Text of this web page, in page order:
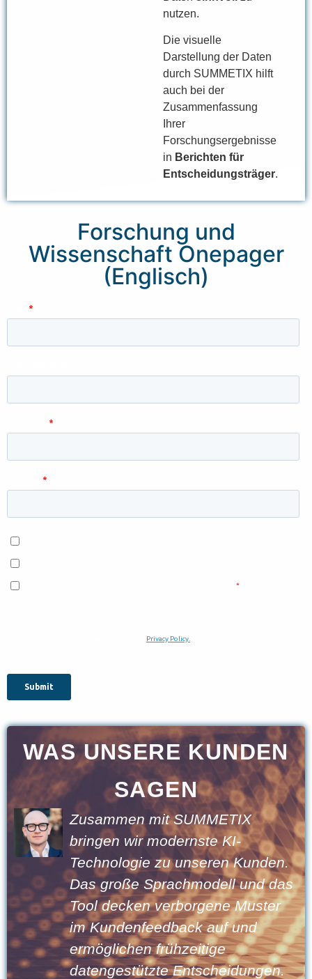
nutzen.
Die visuelle
Darstellung der Daten
durch SUMMETIX hilft
auch bei der
Zusammenfassung
Ihrer
Forschungsergebnisse
in Berichten für
Entscheidungsträger.
Forschung und
Wissenschaft Onepager
(Englisch)
WAS UNSERE KUNDEN
SAGEN
Zusammen mit SUMMETIX
bringen wir modernste KI-
Technologie zu unseren Kunden.
Das große Sprachmodell und das
Tool decken verborgene Muster
im Kundenfeedback auf und
ermöglichen frühzeitige
datengestützte Entscheidungen.